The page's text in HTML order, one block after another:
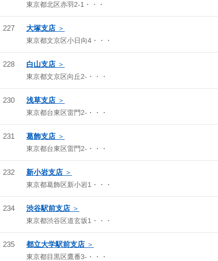
東京都北区赤羽2-1・・・
227 大塚支店
東京都文京区小日向4・・・
228 白山支店
東京都文京区向丘2-・・・
230 浅草支店
東京都台東区雷門2-・・・
231 葛飾支店
東京都台東区雷門2-・・・
232 新小岩支店
東京都葛飾区新小岩1・・・
234 渋谷駅前支店
東京都渋谷区道玄坂1・・・
235 都立大学駅前支店
東京都目黒区鷹番3-・・・